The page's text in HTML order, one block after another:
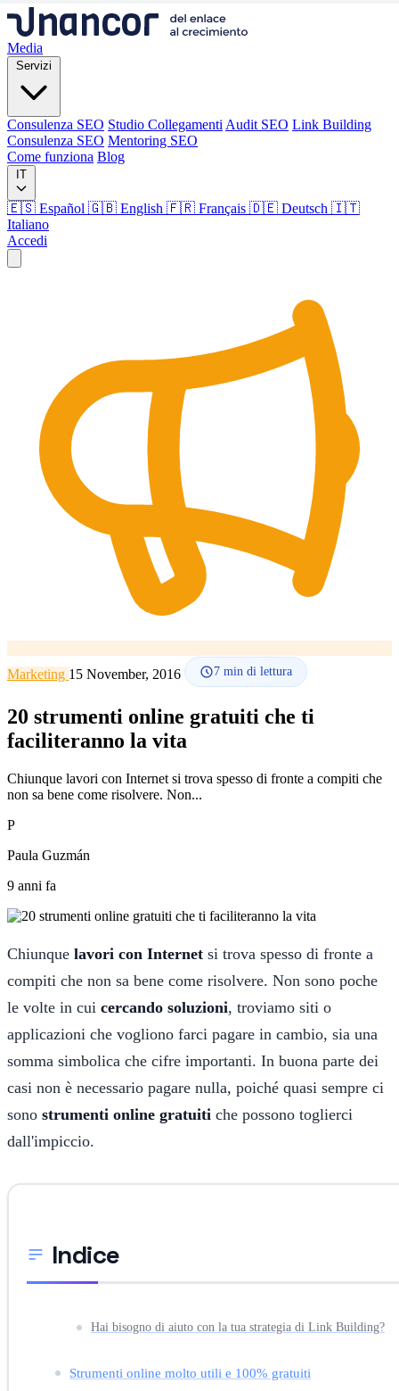
Media
Servizi
Consulenza SEO Studio Collegamenti Audit SEO Link Building
Consulenza SEO Mentoring SEO
Come funziona Blog
IT
🇪🇸 Español 🇬🇧 English 🇫🇷 Français 🇩🇪 Deutsch 🇮🇹
Italiano
Accedi
Studio CollegamentiAudit SEO
Link Building
Consulenza SEO
Come funziona
Lingua
🇪🇸 ES
🇬🇧 EN 🇫🇷 FR 🇩🇪 DE
Accedi
Marketing 15 November, 2016 7 min di lettura
20 strumenti online gratuiti che ti
faciliteranno la vita
Chiunque lavori con Internet si trova spesso di fronte a compiti che
non sa bene come risolvere. Non...
P
Paula Guzmán
9 anni fa
Chiunque lavori con Internet si trova spesso di fronte a
compiti che non sa bene come risolvere. Non sono poche
le volte in cui cercando soluzioni, troviamo siti o
applicazioni che vogliono farci pagare in cambio, sia una
somma simbolica che cifre importanti. In buona parte dei
casi non è necessario pagare nulla, poiché quasi sempre ci
sono strumenti online gratuiti che possono toglierci
dall'impiccio.
Indice
Hai bisogno di aiuto con la tua strategia di Link Building?
Strumenti online molto utili e 100% gratuiti